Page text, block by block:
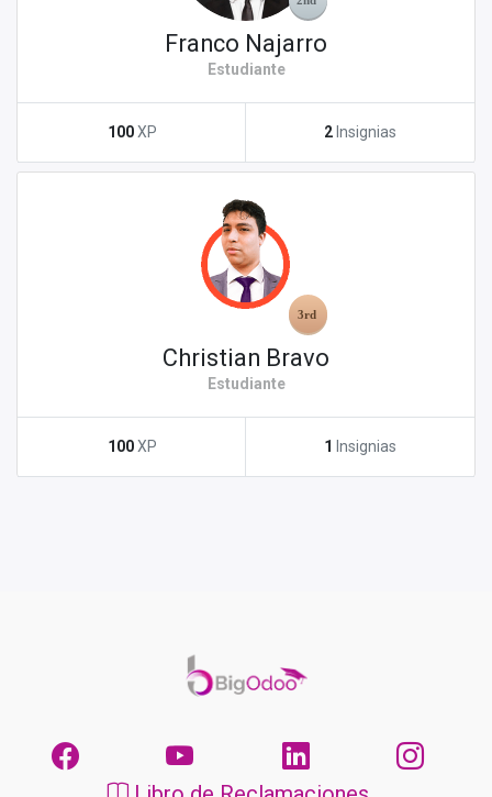
Franco Najarro
Estudiante
100 XP 2 Insignias
Christian Bravo
Estudiante
100 XP 1 Insignias